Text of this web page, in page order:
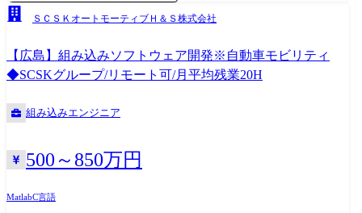
より出社状況等異なりますが、お客様先に出社する場合も含めると週3～
ン上や出社時に会う機会があり、チーム外のメンバーとも毎月1回全社会
議で顔を合わせる事があります。 ●働き方 ・年休121日/完全週休二日制
(土日祝) ・フルフレックスの制度あり ・月平均残業20H…SCSKグループ
SCSKと同じ休暇制度を導入しています ・在宅可…案件によりますが、
した配属は行いません ●キャリアパス OEMの業務もあればサプライヤー
の製品もあり、幅広い業務範囲の経験を積んで頂く事が可能です。 ま
ストを目指すことや、システムエンジニアとしてのキャリア、マネジメ
ＳＣＳＫオートモーティブＨ＆Ｓ株式会社
【広島】組み込みソフトウェア開発※自動車モビリティ
◆SCSKグループ/リモート可/月平均残業20H
組み込みエンジニア
500～850万円
MatlabC言語